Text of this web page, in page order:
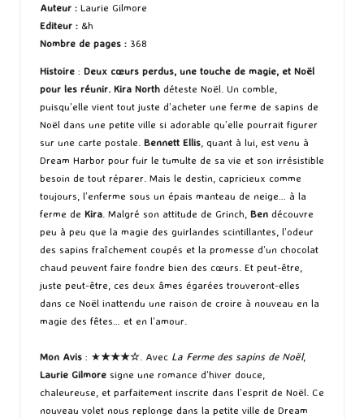
Auteur : Laurie Gilmore
Editeur : &h
Nombre de pages : 368
Histoire : Deux cœurs perdus, une touche de magie, et Noël
pour les réunir. Kira North déteste Noël. Un comble,
puisqu’elle vient tout juste d’acheter une ferme de sapins de
Noël dans une petite ville si adorable qu’elle pourrait figurer
sur une carte postale. Bennett Ellis, quant à lui, est venu à
Dream Harbor pour fuir le tumulte de sa vie et son irrésistible
besoin de tout réparer. Mais le destin, capricieux comme
toujours, l’enferme sous un épais manteau de neige… à la
ferme de Kira. Malgré son attitude de Grinch, Ben découvre
peu à peu que la magie des guirlandes scintillantes, l’odeur
des sapins fraîchement coupés et la promesse d’un chocolat
chaud peuvent faire fondre bien des cœurs. Et peut-être,
juste peut-être, ces deux âmes égarées trouveront-elles
dans ce Noël inattendu une raison de croire à nouveau en la
magie des fêtes… et en l’amour.
Mon Avis : ★★★★☆. Avec La Ferme des sapins de Noël,
Laurie Gilmore signe une romance d’hiver douce,
chaleureuse, et parfaitement inscrite dans l’esprit de Noël. Ce
nouveau volet nous replonge dans la petite ville de Dream